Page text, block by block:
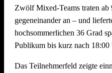
Samstag, 18. Juli 2026 ab
Dekoration Festplatz,
(Vereinsküche Saline)
Dienstag, 21. Juli 2026 ab
Zwölf Mixed-Teams traten
gegeneinander an – und
hochsommerlichen 36 Grad
Publikum bis kurz nach
Das Teilnehmerfeld zeigte